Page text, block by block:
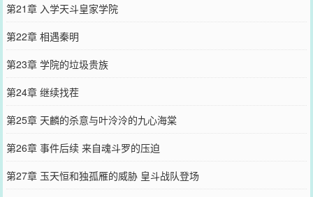
第21章 入学天斗皇家学院
第22章 相遇秦明
第23章 学院的垃圾贵族
第24章 继续找茬
第25章 天麟的杀意与叶泠泠的九心海棠
第26章 事件后续 来自魂斗罗的压迫
第27章 玉天恒和独孤雁的威胁 皇斗战队登场